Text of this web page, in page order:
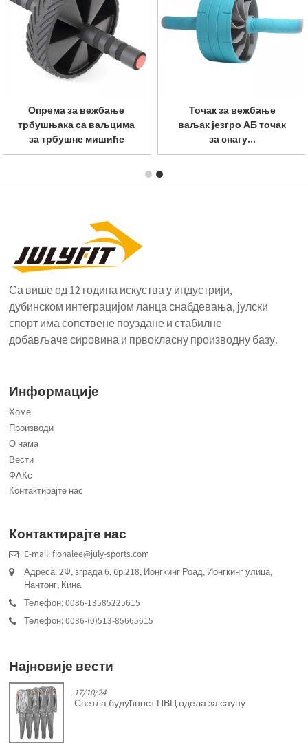
Опрема за вежбање
трбушњака са ваљцима
за трбушне мишиће
Професионални
за вежбање снаге
Са више од 12 година искуства у индустрији,
дубинском интеграцијом ланца снабдевања, јулски
спорт има сопствене поуздане и стабилне
добављаче сировина и првокласну производну базу.
Информације
Хоме
Производи
О нама
Вести
ФАКс
Контактирајте нас
Контактирајте нас
E-mail: fionalee@july-sports.com
Адреса: 2Ф, зграда 6, бр.218, Ионгкинг Роад, Ионгкинг улица,
Нантонг, Кина
Телефон: 0086-13585225615
Телефон: 0086-(0)513-85665615
Најновије вести
17/10/24
Светла будућност ПВЦ одела за сауну